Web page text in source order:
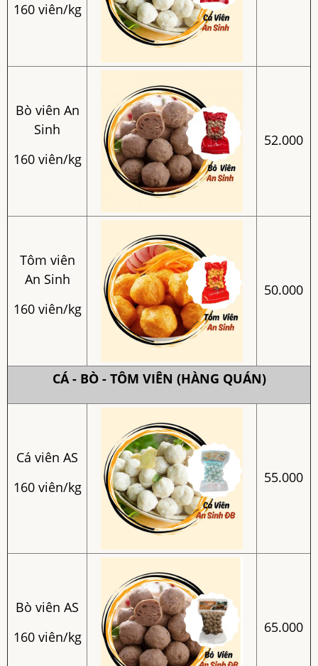
160 viên/kg
Bò viên An
Sinh
160 viên/kg
52.000
Tôm viên
An Sinh
160 viên/kg
50.000
CÁ - BÒ - TÔM VIÊN (HÀNG QUÁN)
Cá viên AS
160 viên/kg
55.000
Bò viên AS
160 viên/kg
65.000